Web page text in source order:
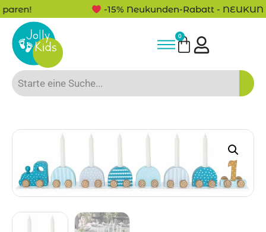
-15% Neukunden-Rabatt - NEUKUNDE15
0